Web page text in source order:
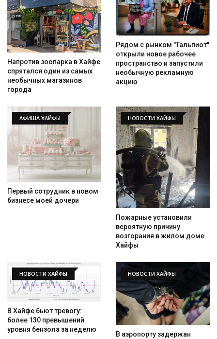
Напротив зоопарка в Хайфе
спрятался один из самых
необычных магазинов
города
Рядом с рынком "Тальпиот"
открыли новое рабочее
пространство и запустили
необычную рекламную
акцию
АФИША ХАЙФЫ
Первый сотрудник в новом
бизнесе моей дочери
НОВОСТИ ХАЙФЫ
Пожарные установили
вероятную причину
возгорания в жилом доме
Хайфы
НОВОСТИ ХАЙФЫ
В Хайфе бьют тревогу:
более 130 превышений
уровня бензола за неделю
НОВОСТИ ХАЙФЫ
В аэропорту задержан